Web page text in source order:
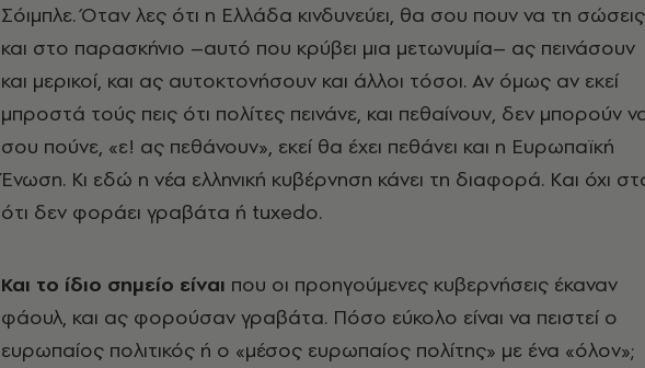
Σόιμπλε. Όταν λες ότι η Ελλάδα κινδυνεύει, θα σου πουν να τη
και στο παρασκήνιο –αυτό που κρύβει μια μετωνυμία– ας πεινάσουν
και μερικοί, και ας αυτοκτονήσουν και άλλοι τόσοι. Αν όμως αν εκεί
μπροστά τούς πεις ότι πολίτες πεινάνε, και πεθαίνουν, δεν μπορούν
σου πούνε, «ε! ας πεθάνουν», εκεί θα έχει πεθάνει και η Ευρωπαϊκή
Ένωση. Κι εδώ η νέα ελληνική κυβέρνηση κάνει τη διαφορά. Και όχι
ότι δεν φοράει γραβάτα ή tuxedo.
Και το ίδιο σημείο είναι που οι προηγούμενες κυβερνήσεις έκαναν
φάουλ, και ας φορούσαν γραβάτα. Πόσο εύκολο είναι να πειστεί ο
ευρωπαίος πολιτικός ή ο «μέσος ευρωπαίος πολίτης» με ένα «όλον»;